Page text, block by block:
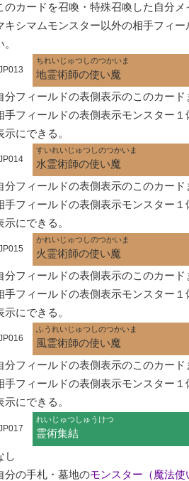
のカードを召喚・特殊召喚した自分
キシマムモンスター以外の相手フィ
ちれいじゅつしのつかいま
地霊術師の使い魔
分フィールドの表側表示のこのカー
手フィールドの表側表示モンスター
にできる。
すいれいじゅつしのつかいま
水霊術師の使い魔
分フィールドの表側表示のこのカー
手フィールドの表側表示モンスター
にできる。
かれいじゅつしのつかいま
火霊術師の使い魔
分フィールドの表側表示のこのカー
手フィールドの表側表示モンスター
にできる。
ふうれいじゅつしのつかいま
風霊術師の使い魔
分フィールドの表側表示のこのカー
手フィールドの表側表示モンスター
にできる。
れいじゅつしゅうけつ
霊術集結
し
分の手札・墓地のモンスター（魔法使